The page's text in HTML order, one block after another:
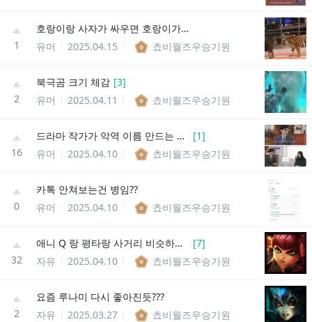
1
호랑이랑 사자가 싸우면 호랑이가 이기는 이유
유머
2025.04.15 쵸비월즈우승기원
2
북극곰 크기 체감 [3]
유머
2025.04.11 쵸비월즈우승기원
16
드라마 작가가 악역 이름 만드는 방법 [1]
유머
2025.04.10 쵸비월즈우승기원
0
카톡 안쳐보는건 병임??
유머
2025.04.10 쵸비월즈우승기원
32
애니 Q 랑 평타랑 사거리 비슷하게 해주면 안되나 [7]
자유
2025.04.10 쵸비월즈우승기원
2
요즘 루나미 다시 좋아진듯???
자유
2025.03.27 쵸비월즈우승기원